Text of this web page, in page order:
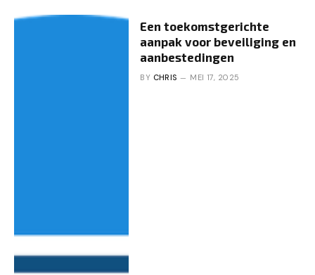
Een toekomstgerichte
aanpak voor beveiliging en
aanbestedingen
BY CHRIS MEI 17, 2025